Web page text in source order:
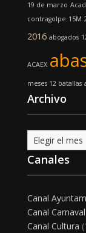
19 de marzo
contragolpe 15M
2016 abogados
ACAEX
meses 12 batallas
Archivo
Archivo
Canales
Canal
Canal
Canal Cultura